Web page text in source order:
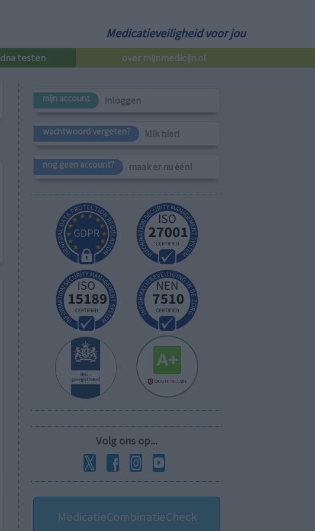
Medicatieveiligheid voor jou
dna testen over mijnmedicijn.nl
mijn account inloggen
wachtwoord vergeten? klik hier!
nog geen account? maak er nu één!
Volg ons op...
MedicatieCombinatieCheck